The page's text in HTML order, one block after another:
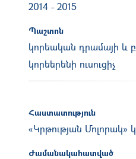
2014 - 2015
Պաշտոն
կորեական դրամայի և
կորեերենի ուսուցիչ
Հաստատություն
«Կրթության Մոլորակ»
Ժամանակահատված